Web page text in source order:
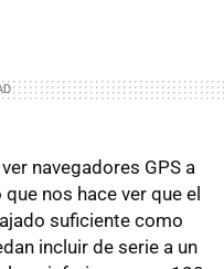
navegadores GPS a
nos hace ver que el
suficiente como
incluir de serie a un